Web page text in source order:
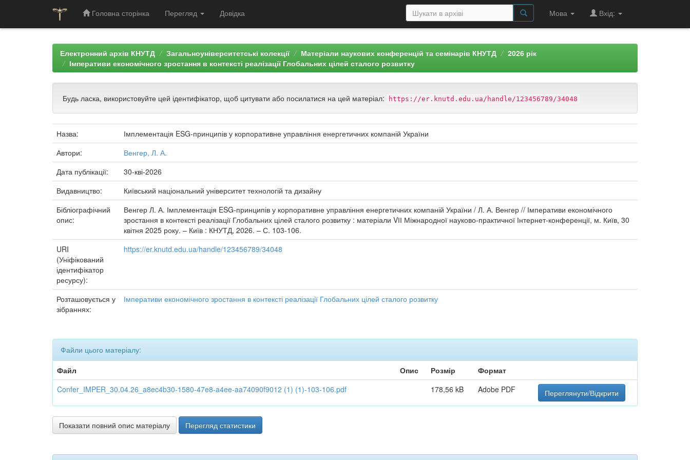
Головна сторінка Перегляд Довідка Мова Вхід:
Електронний архів КНУТД Загальноуніверситетські колекції Матеріали наукових конференцій та семінарів КНУТД
2026 рік
Імперативи економічного зростання в контексті реалізації Глобальних цілей сталого розвитку
Будь ласка, використовуйте цей ідентифікатор, щоб цитувати або посилатися на цей матеріал: https://er.knutd.edu.ua/handle/123456789/34048
Назва:
Імплементація ESG-принципів у корпоративне управління енергетичних компаній України
Автори:
Венгер, Л. А.
Дата публікації:
30-кві-2026
Видавництво:
Київський національний університет технологій та дизайну
Бібліографічний
опис:
Венгер Л. А. Імплементація ESG-принципів у корпоративне управління енергетичних компаній України / Л. А. Венгер // Імперативи економічного
зростання в контексті реалізації Глобальних цілей сталого розвитку : матеріали VІІ Міжнародної науково-практичної Інтернет-конференції, м. Київ, 30
квітня 2025 року. – Київ : КНУТД, 2026. – С. 103-106.
URI
(Уніфікований
ідентифікатор
ресурсу):
https://er.knutd.edu.ua/handle/123456789/34048
Розташовується у
зібраннях:
Імперативи економічного зростання в контексті реалізації Глобальних цілей сталого розвитку
Файли цього матеріалу:
Файл
Опис Розмір
Формат
Confer_IMPER_30.04.26_a8ec4b30-1580-47e8-a4ee-aa74090f9012 (1) (1)-103-106.pdf
178,56 kB Adobe PDF Переглянути/Відкрити
Показати повний опис матеріалу Перегляд статистики